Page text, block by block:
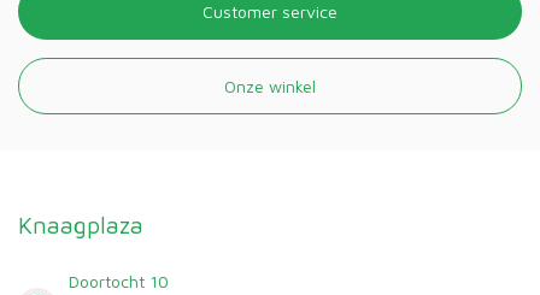
Customer service
Onze winkel
Knaagplaza
Doortocht 10